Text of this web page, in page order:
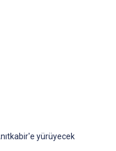
yürüyecek